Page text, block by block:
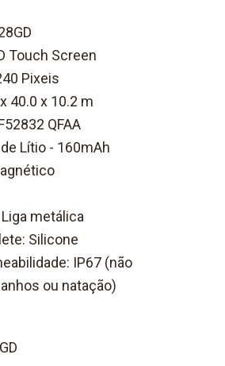
Touch Screen
Pixeis
40.0 x 10.2 m
QFAA
Lítio - 160mAh
metálica
Silicone
IP67 (não
ou natação)